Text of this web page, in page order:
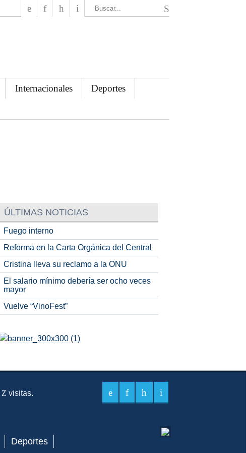
Internacionales
Deportes
ÚLTIMAS NOTICIAS
Fuego interno
Reforma en la Carta Orgánica del Central
Cristina lleva su reclamo a la ONU
El salario mínimo debería ser ocho veces
mayor
Vuelve “VinoFest”
visitas.
Deportes